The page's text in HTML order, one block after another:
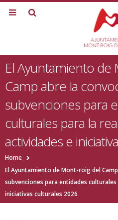
El Ayuntamiento de
Camp abre la
subvenciones para
culturales para la
actividades e
Home
El Ayuntamiento de Mont-roig del
subvenciones para entidades
iniciativas culturales 2026